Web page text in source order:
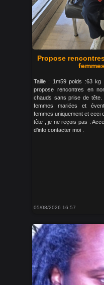
Propose
Taille : 1m59 poids :63 kg
propose rencontres en
chauds sans prise de
femmes mariées et
femmes uniquement et ceci
tête , je ne reçois pas .
d’info contacter moi .
05/08/2026 16:57